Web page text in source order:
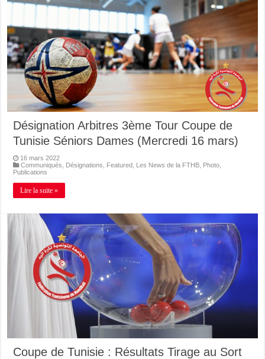
Désignation Arbitres 3ème Tour Coupe de
Tunisie Séniors Dames (Mercredi 16 mars)
16 mars 2022
Communiqués
Désignations Featured Les News de la FTHB Photo
Publications
Lire la suite »
Coupe de Tunisie : Résultats Tirage au Sort